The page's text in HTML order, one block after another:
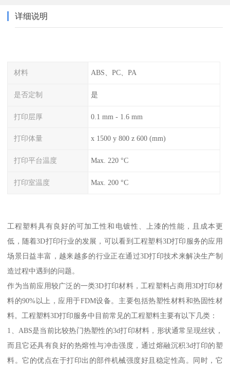
详细说明
材料 ABS、PC、PA
是否定制 是
打印层厚 0.1 mm - 1.6 mm
打印体量 x 1500 y 800 z 600 (mm)
打印平台温度 Max. 220 °C
打印室温度 Max. 200 °C
工程塑料具有良好的可加工性和电镀性、上漆的性能，且成本更
低，随着3D打印行业的发展，可以看到工程塑料3D打印服务的应用
场景日益丰富，越来越多的行业正在通过3D打印技术来解决生产制
造过程中遇到的问题。
作为当前应用较广泛的一类3D打印材料，工程塑料占商用3D打印材
料的90%以上，应用于FDM设备。主要包括热塑性材料和热固性材
料。工程塑料3D打印服务中目前常见的工程塑料主要有以下几类：
1、ABS是当前比较热门热塑性的3d打印材料，形状通常呈现丝状，
而且它还具有良好的热熔性与冲击强度，通过熔融沉积3d打印的塑
料。它的优点在于打印出的部件机械强度好且稳定性高。同时，它